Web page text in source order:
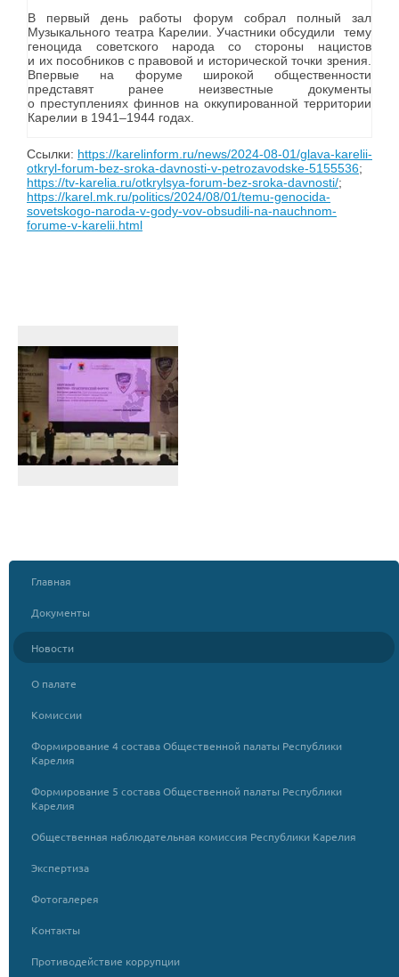
В первый день работы форум собрал полный зал
Музыкального театра Карелии. Участники обсудили тему
геноцида советского народа со стороны нацистов
и их пособников с правовой и исторической точки зрения.
Впервые на форуме широкой общественности
представят ранее неизвестные документы
о преступлениях финнов на оккупированной территории
Карелии в 1941–1944 годах.
Ссылки: https://karelinform.ru/news/2024-08-01/glava-karelii-
otkryl-forum-bez-sroka-davnosti-v-petrozavodske-5155536;
https://tv-karelia.ru/otkrylsya-forum-bez-sroka-davnosti/;
https://karel.mk.ru/politics/2024/08/01/temu-genocida-
sovetskogo-naroda-v-gody-vov-obsudili-na-nauchnom-
forume-v-karelii.html
Главная
Документы
Новости
О палате
Комиссии
Формирование 4 состава Общественной палаты Республики
Карелия
Формирование 5 состава Общественной палаты Республики
Карелия
Общественная наблюдательная комиссия Республики Карелия
Экспертиза
Фотогалерея
Контакты
Противодействие коррупции